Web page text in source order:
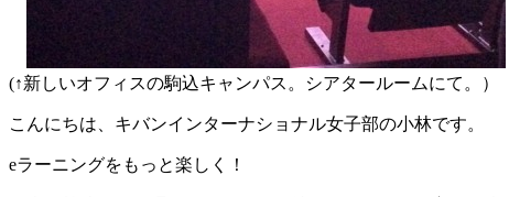
(↑新しいオフィスの駒込キャンパス。シアタールームにて。）
こんにちは、キバンインターナショナル女子部の小林です。
eラーニングをもっと楽しく！